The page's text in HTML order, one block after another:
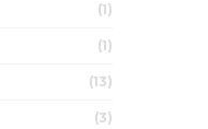
(1)
(1)
(13)
(3)